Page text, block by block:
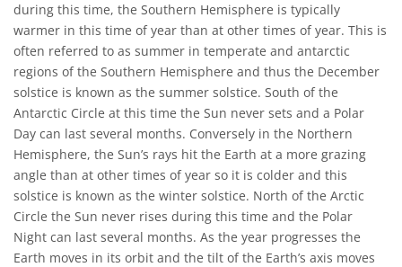
during this time, the Southern Hemisphere is typically
warmer in this time of year than at other times of year. This is
often referred to as summer in temperate and antarctic
regions of the Southern Hemisphere and thus the December
solstice is known as the summer solstice. South of the
Antarctic Circle at this time the Sun never sets and a Polar
Day can last several months. Conversely in the Northern
Hemisphere, the Sun’s rays hit the Earth at a more grazing
angle than at other times of year so it is colder and this
solstice is known as the winter solstice. North of the Arctic
Circle the Sun never rises during this time and the Polar
Night can last several months. As the year progresses the
Earth moves in its orbit and the tilt of the Earth’s axis moves